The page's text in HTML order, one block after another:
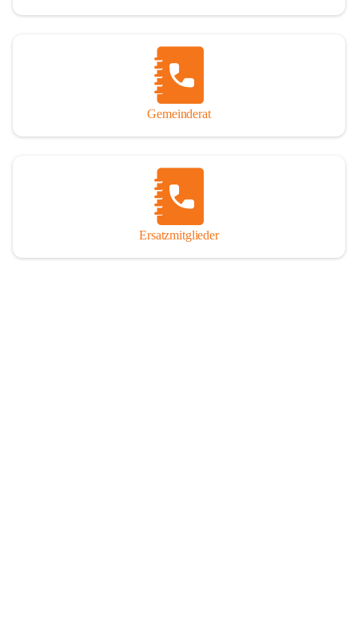
einladen.
Gemeinderat
Ersatzmitglieder